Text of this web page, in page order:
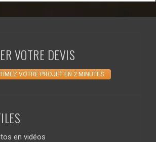
VOTRE DEVIS
VOTRE PROJET EN 2 MINUTES
en vidéos